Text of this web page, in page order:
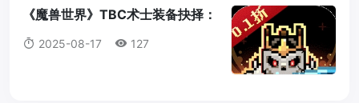
《魔兽世界》TBC术士装备抉择：
法打套还是T4套？这是你必须知道
的真相！
2025-08-17 127